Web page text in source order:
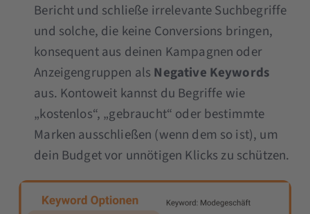
Bericht und schließe irrelevante Suchbegriffe
und solche, die keine Conversions bringen,
konsequent aus deinen Kampagnen oder
Anzeigengruppen als Negative Keywords
aus. Kontoweit kannst du Begriffe wie
„kostenlos“, „gebraucht“ oder bestimmte
Marken ausschließen (wenn dem so ist), um
dein Budget vor unnötigen Klicks zu schützen.